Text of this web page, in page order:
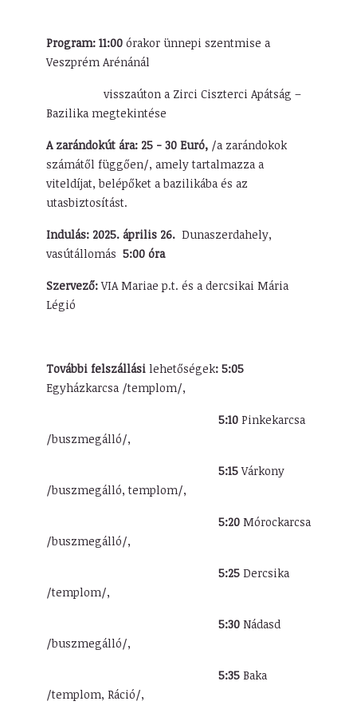
Program: 11:00órakor ünnepi szentmise a
Veszprém Arénánál
visszaúton a Zirci Ciszterci Apátság –
Bazilika megtekintése
A zarándokút ára: 25 - 30 Euró,/a zarándokok
számátől függően/, amely tartalmazza a
viteldíjat, belépőket a bazilikába és az
utasbiztosítást.
Indulás: 2025. április 26. Dunaszerdahely,
vasútállomás 5:00 óra
Szervező:VIA Mariae p.t. és a dercsikai Mária
Légió
További felszállási lehetőségek: 5:05
Egyházkarcsa /templom/,
5:10Pinkekarcsa
/buszmegálló/,
5:15Várkony
/buszmegálló, templom/,
5:20Mórockarcsa
/buszmegálló/,
5:25Dercsika
/templom/,
5:30Nádasd
/buszmegálló/,
5:35Baka
/templom, Ráció/,